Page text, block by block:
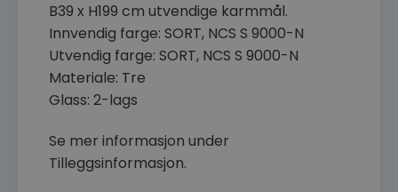
B39 x H199 cm utvendige karmmål.
Innvendig farge: SORT, NCS S 9000-N
Utvendig farge: SORT, NCS S 9000-N
Materiale: Tre
Glass: 2-lags
Se mer informasjon under
Tilleggsinformasjon.